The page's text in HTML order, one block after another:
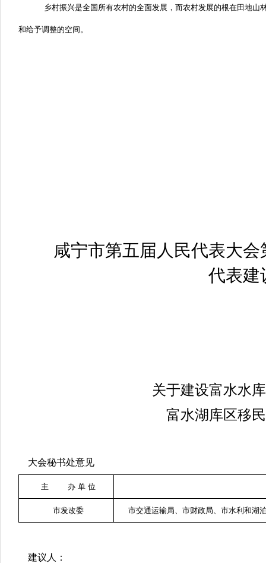
乡村振兴是全国所有农村的全面发展，而农村发展的根在田地
和给予调整的空间。
咸宁市第五届人民代表大会
代表建
关于建设富水水
富水湖库区移
大会秘书处意见
主 办 单 位
市发改委 市交通运输局、市财政局、市水利和湖
建议人：